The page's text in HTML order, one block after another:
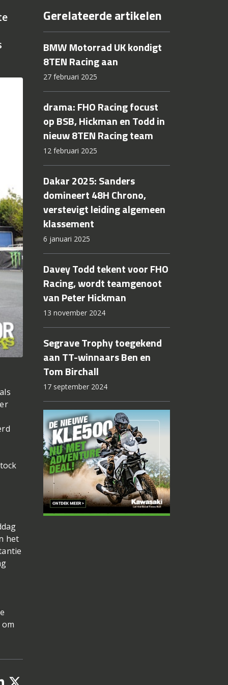
het
Gerelateerde artikelen
BMW Motorrad UK kondigt
8TEN Racing aan
27 februari 2025
drama: FHO Racing focust
op BSB, Hickman en Todd in
nieuw 8TEN Racing team
12 februari 2025
Dakar 2025: Sanders
domineert 48H Chrono,
verstevigt leiding algemeen
klassement
6 januari 2025
Davey Todd tekent voor FHO
Racing, wordt teamgenoot
van Peter Hickman
13 november 2024
Segrave Trophy toegekend
aan TT-winnaars Ben en
Tom Birchall
17 september 2024